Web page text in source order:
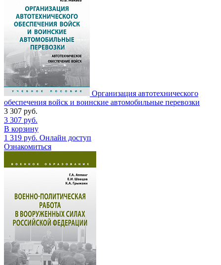
Организация автотехнического
обеспечения войск и воинские автомобильные перевозки
3 307 руб.
3 307 руб.
В корзину
1 319 руб. Онлайн доступ
Ознакомиться